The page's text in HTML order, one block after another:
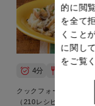
4分
クックフォーミー エ
（210レシピ内蔵）
的に閲
を全て
くこと
に関し
をご覧